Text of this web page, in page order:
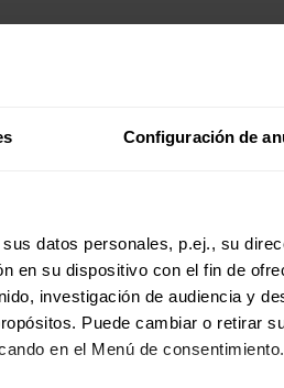
Configuración de
datos personales, p.ej., su
en su dispositivo con el fin de
investigación de audiencia y
Puede cambiar o retirar
en el Menú de consentimiento.